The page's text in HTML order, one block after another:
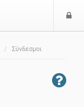
Σύνδεσμοι